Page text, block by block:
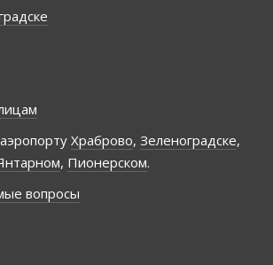
Храброво, Зеленоградске,
, Пионерском.
вопросы